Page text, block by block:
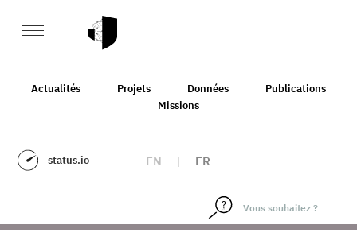
Actualités Projets Données
Publications
Missions
status.io EN | FR